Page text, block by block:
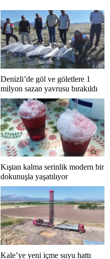
Denizli’de göl ve göletlere 1
milyon sazan yavrusu bırakıldı
Kıştan kalma serinlik modern bir
dokunuşla yaşatılıyor
Kale’ye yeni içme suyu hattı